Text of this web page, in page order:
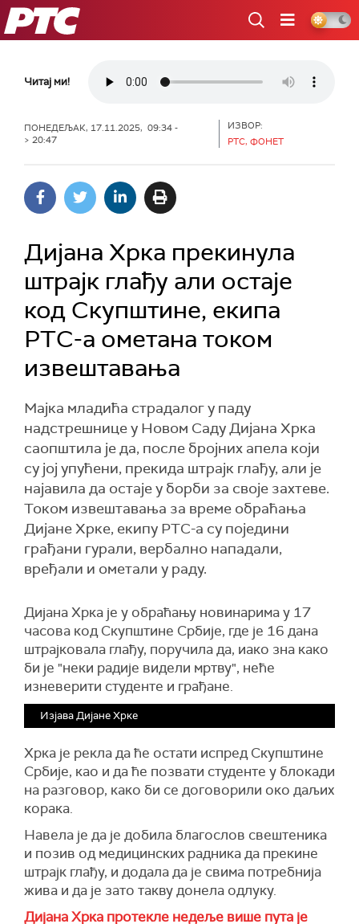
РТС
Читај ми!
ПОНЕДЕЉАК, 17.11.2025, 09:34 -
> 20:47
ИЗВОР:
РТС, ФОНЕТ
Дијана Хрка прекинула
штрајк глађу али остаје
код Скупштине, екипа
РТС-а ометана током
извештавања
Мајка младића страдалог у паду
надстрешнице у Новом Саду Дијана Хрка
саопштила је да, после бројних апела који
су јој упућени, прекида штрајк глађу, али је
најавила да остаје у борби за своје захтеве.
Током извештавања за време обраћања
Дијане Хрке, екипу РТС-а су поједини
грађани гурали, вербално нападали,
вређали и ометали у раду.
Дијана Хрка је у обраћању новинарима у 17
часова код Скупштине Србије, где је 16 дана
штрајковала глађу, поручила да, иако зна како
би је "неки радије видели мртву", неће
изневерити студенте и грађане.
Изјава Дијане Хрке
Хрка је рекла да ће остати испред Скупштине
Србије, као и да ће позвати студенте у блокади
на разговор, како би се договорили око даљих
корака.
Навела је да је добила благослов свештеника
и позив од медицинских радника да прекине
штрајк глађу, и додала да је свима потребнија
жива и да је зато такву донела одлуку.
Дијана Хрка протекле недеље више пута је